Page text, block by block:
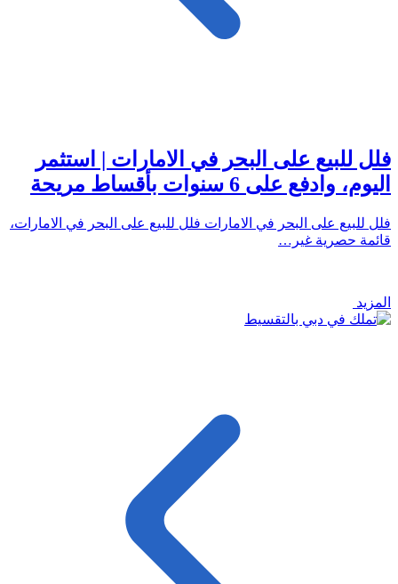
فلل للبيع على البحر في الامارات | استثمر
اليوم، وادفع على 6 سنوات بأقساط مريحة
فلل للبيع على البحر في الامارات فلل للبيع على البحر في الامارات،
قائمة حصرية غير…
المزيد